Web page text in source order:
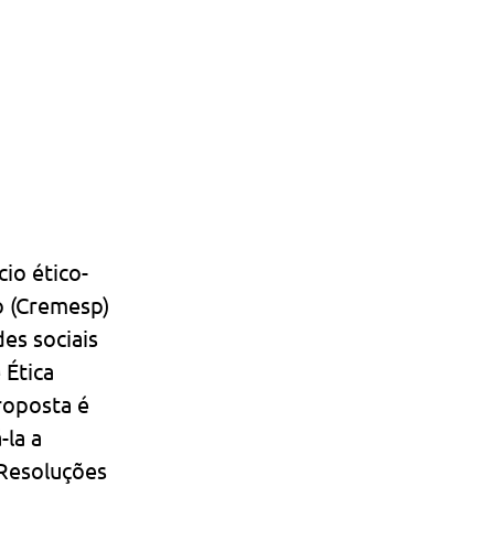
ético-
sociais
é
la a